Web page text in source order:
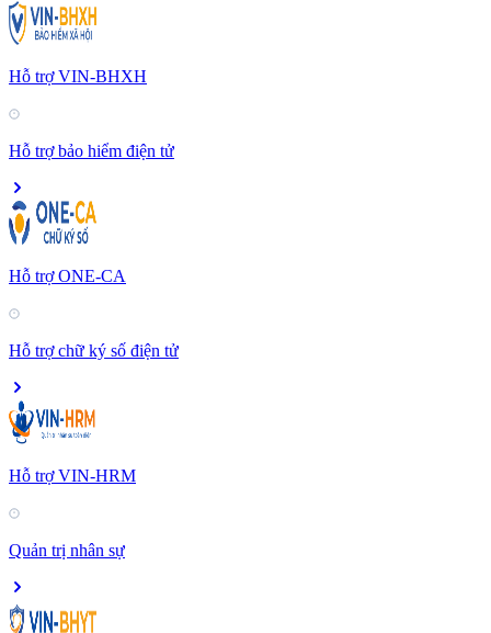
Hỗ trợ VIN-BHXH
Hỗ trợ bảo hiểm điện tử
Hỗ trợ ONE-CA
Hỗ trợ chữ ký số điện tử
Hỗ trợ VIN-HRM
Quản trị nhân sự